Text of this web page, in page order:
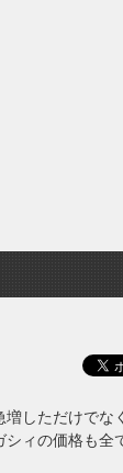
しただけでな
ィの価格も全